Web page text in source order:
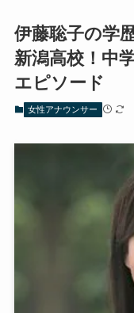
伊藤聡子の学
新潟高校！中
エピソード
女性アナウンサー